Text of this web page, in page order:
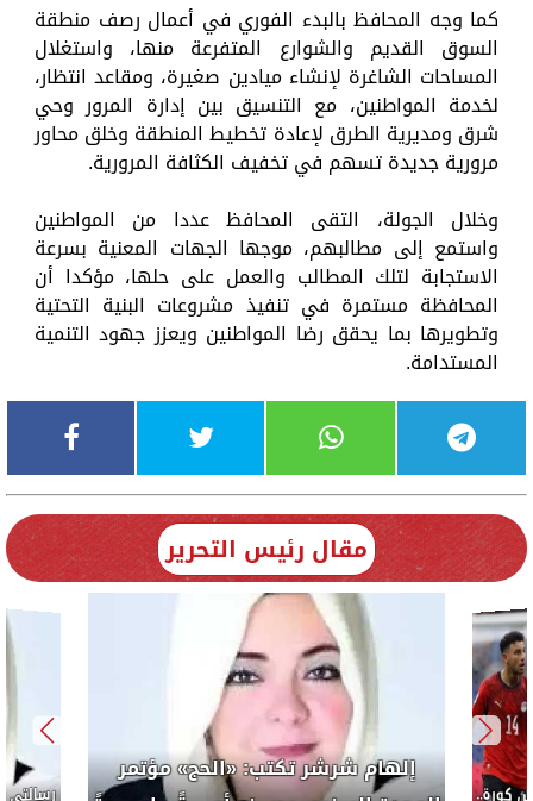
كما وجه المحافظ بالبدء الفوري في أعمال رصف منطقة
السوق القديم والشوارع المتفرعة منها، واستغلال
المساحات الشاغرة لإنشاء ميادين صغيرة، ومقاعد انتظار،
لخدمة المواطنين، مع التنسيق بين إدارة المرور وحي
شرق ومديرية الطرق لإعادة تخطيط المنطقة وخلق محاور
مرورية جديدة تسهم في تخفيف الكثافة المرورية.
وخلال الجولة، التقى المحافظ عددا من المواطنين
واستمع إلى مطالبهم، موجها الجهات المعنية بسرعة
الاستجابة لتلك المطالب والعمل على حلها، مؤكدا أن
المحافظة مستمرة في تنفيذ مشروعات البنية التحتية
وتطويرها بما يحقق رضا المواطنين ويعزز جهود التنمية
المستدامة.
مقال رئيس التحرير
إلهام شرشر تكتب: «الحج» مؤتمر